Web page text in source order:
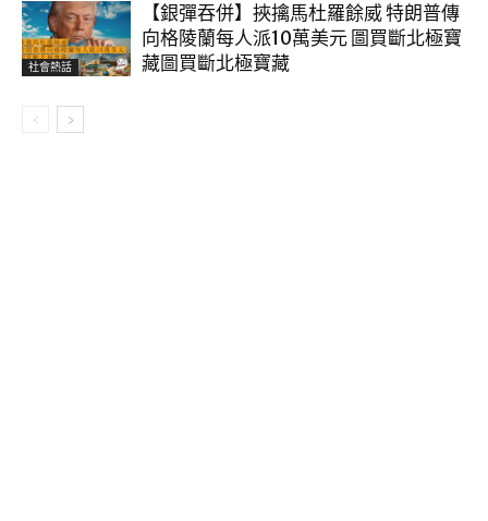
社會熱話
【銀彈吞併】挾擒馬杜羅餘威 特朗普傳
向格陵蘭每人派10萬美元 圖買斷北極寶
藏圖買斷北極寶藏